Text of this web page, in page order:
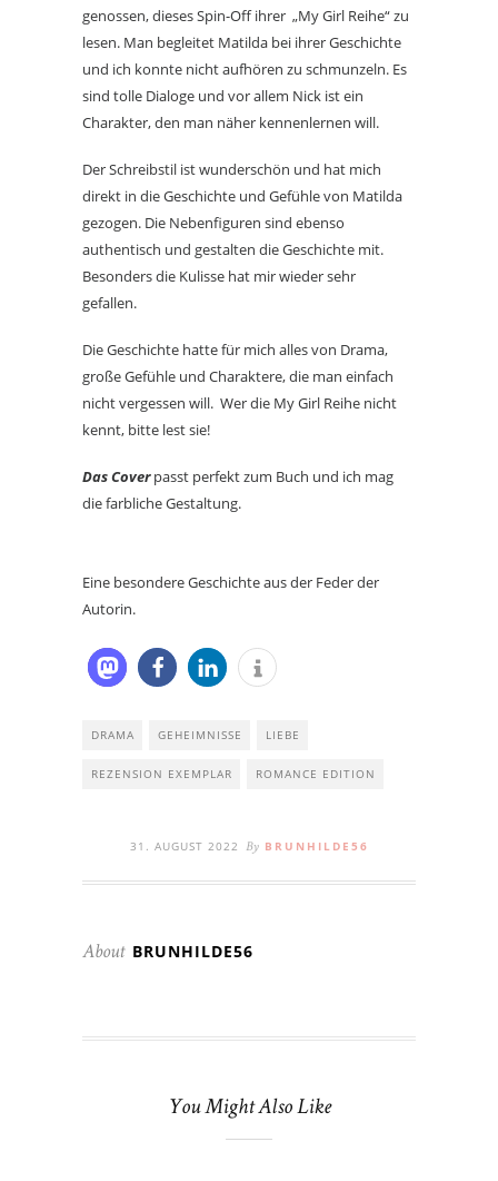
genossen, dieses Spin-Off ihrer „My Girl Reihe“ zu
lesen. Man begleitet Matilda bei ihrer Geschichte
und ich konnte nicht aufhören zu schmunzeln. Es
sind tolle Dialoge und vor allem Nick ist ein
Charakter, den man näher kennenlernen will.
Der Schreibstil ist wunderschön und hat mich
direkt in die Geschichte und Gefühle von Matilda
gezogen. Die Nebenfiguren sind ebenso
authentisch und gestalten die Geschichte mit.
Besonders die Kulisse hat mir wieder sehr
gefallen.
Die Geschichte hatte für mich alles von Drama,
große Gefühle und Charaktere, die man einfach
nicht vergessen will. Wer die My Girl Reihe nicht
kennt, bitte lest sie!
Das Cover passt perfekt zum Buch und ich mag
die farbliche Gestaltung.
Eine besondere Geschichte aus der Feder der
Autorin.
DRAMA GEHEIMNISSE LIEBE
REZENSION EXEMPLAR ROMANCE EDITION
31. AUGUST 2022 By BRUNHILDE56
About BRUNHILDE56
You Might Also Like